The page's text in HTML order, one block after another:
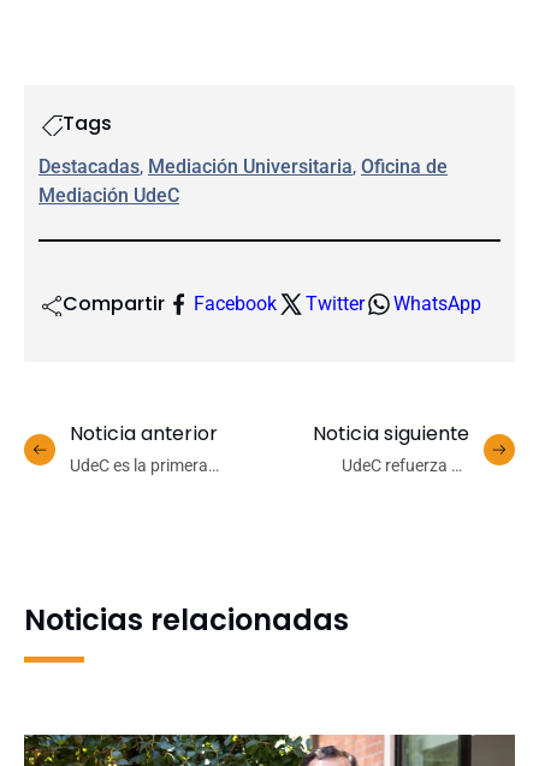
Tags
Destacadas, Mediación Universitaria, Oficina de
Mediación UdeC
Compartir Facebook Twitter WhatsApp
Noticia anterior
UdeC es la primera
Noticia siguiente
UdeC refuerza su
Noticias relacionadas